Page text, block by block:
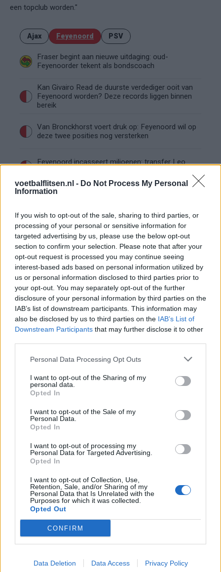
voetbalflitsen.nl - Do Not Process My Personal
Information
If you wish to opt-out of the sale, sharing to third parties, or
processing of your personal or sensitive information for
targeted advertising by us, please use the below opt-out
section to confirm your selection. Please note that after your
opt-out request is processed you may continue seeing
interest-based ads based on personal information utilized by
us or personal information disclosed to third parties prior to
your opt-out. You may separately opt-out of the further
disclosure of your personal information by third parties on the
IAB’s list of downstream participants. This information may
also be disclosed by us to third parties on the IAB’s List of
Downstream Participants that may further disclose it to other
Personal Data Processing Opt Outs
I want to opt-out of the Sharing of my
personal data.
Opted In
I want to opt-out of the Sale of my
Personal Data.
Opted In
I want to opt-out of processing my
Personal Data for Targeted Advertising.
Opted In
I want to opt-out of Collection, Use,
Retention, Sale, and/or Sharing of my
Personal Data that Is Unrelated with the
Purposes for which it was collected.
Opted Out
CONFIRM
Data Deletion Data Access Privacy Policy
een topclub worden."
Ajax Feyenoord PSV
Fraser begint aan nieuwe uitdaging: oud-
Feyenoorder tekent als bondscoach
Kan Givairo Read de duurste verdediger ooit van
Feyenoord worden? Deze records liggen binnen
bereik
Van Bronckhorst voert druk op: Feyenoord wil op
deze twee posities nog versterken
Feyenoord incasseert miljoenen: transfer Leo
Feyenoord zet deur open voor miljoenen: Ueda
Feyenoord sluit voorbereiding bijna af: dit staat
er nog op het programma
Shaqueel van Persie ontkracht geruchten over
keuze voor Marokko
Brengt Sporting Portugal Feyenoord in de
problemen rond Hadj Moussa?
Feyenoord-verhaal van Calvin Stengs
openhartig over Robin van Persie
Lille geeft niet op na afwijzing: komt er nieuw
bod op Gjivai Zechiël?
Been blikt terug op historische afstraffing: "Die
schaamte voel ik nog altijd"
Calvin Stengs opnieuw vader: bijzonder nieuws in
onzekere transferzomer
Zoë Livay raakt draad kwijt tijdens open dag
Feyenoord na storing met autocue
Wanneer is de loting voor de Champions
tegenstanders